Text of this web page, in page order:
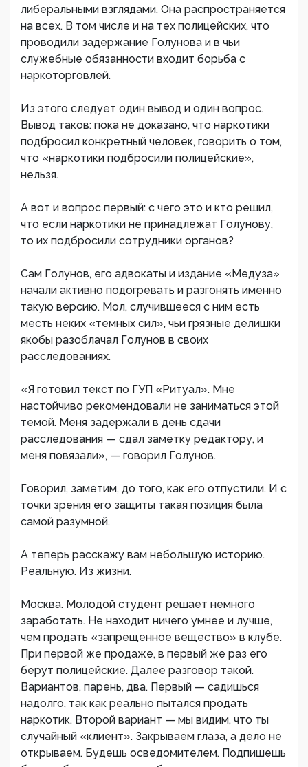
либеральными взглядами. Она распространяется
на всех. В том числе и на тех полицейских, что
проводили задержание Голунова и в чьи
служебные обязанности входит борьба с
наркоторговлей.
Из этого следует один вывод и один вопрос.
Вывод таков: пока не доказано, что наркотики
подбросил конкретный человек, говорить о том,
что «наркотики подбросили полицейские»,
нельзя.
А вот и вопрос первый: с чего это и кто решил,
что если наркотики не принадлежат Голунову,
то их подбросили сотрудники органов?
Сам Голунов, его адвокаты и издание «Медуза»
начали активно подогревать и разгонять именно
такую версию. Мол, случившееся с ним есть
месть неких «темных сил», чьи грязные делишки
якобы разоблачал Голунов в своих
расследованиях.
«Я готовил текст по ГУП «Ритуал». Мне
настойчиво рекомендовали не заниматься этой
темой. Меня задержали в день сдачи
расследования — сдал заметку редактору, и
меня повязали», — говорил Голунов.
Говорил, заметим, до того, как его отпустили. И с
точки зрения его защиты такая позиция была
самой разумной.
А теперь расскажу вам небольшую историю.
Реальную. Из жизни.
Москва. Молодой студент решает немного
заработать. Не находит ничего умнее и лучше,
чем продать «запрещенное вещество» в клубе.
При первой же продаже, в первый же раз его
берут полицейские. Далее разговор такой.
Вариантов, парень, два. Первый — садишься
надолго, так как реально пытался продать
наркотик. Второй вариант — мы видим, что ты
случайный «клиент». Закрываем глаза, а дело не
открываем. Будешь осведомителем. Подпишешь